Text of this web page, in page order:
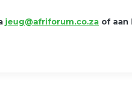
jeug@afriforum.co.za of aan